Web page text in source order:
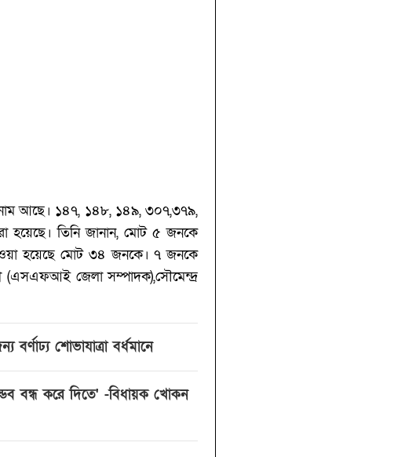
আছে। ১৪৭, ১৪৮, ১৪৯, ৩০৭,৩৭৯,
তিনি জানান, মোট ৫ জনকে
হয়েছে মোট ৩৪ জনকে। ৭ জনকে
(এসএফআই জেলা সম্পাদক),সৌমেন্দ্র
শোভাযাত্রা বর্ধমানে
বন্ধ করে দিতে' -বিধায়ক খোকন